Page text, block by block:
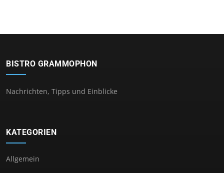
BISTRO GRAMMOPHON
Nachrichten, Tipps und Einblicke
KATEGORIEN
Allgemein